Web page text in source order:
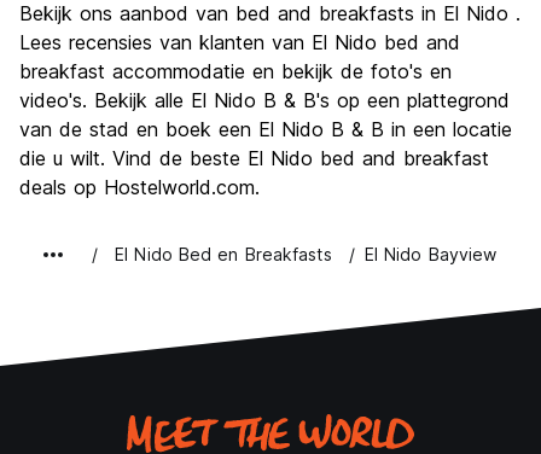
Cultuur
Uitgaan
Waarde voor uw geld
8.0
Bekijk ons ​​aanbod van bed and breakfasts in El Nido .
Lees recensies van klanten van El Nido bed and
breakfast accommodatie en bekijk de foto's en
video's. Bekijk alle El Nido B & B's op een plattegrond
van de stad en boek een El Nido B & B in een locatie
die u wilt. Vind de beste El Nido bed and breakfast
deals op Hostelworld.com.
El Nido Bed en Breakfasts El Nido Bayview